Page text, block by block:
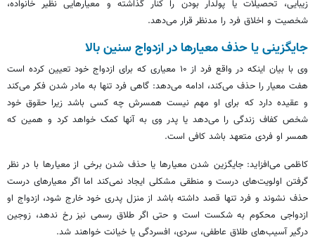
زیبایی، تحصیلات یا پولدار بودن را کنار گذاشته و معیارهایی نظیر خانواده،
شخصیت و اخلاق فرد را مدنظر قرار می‌دهد.
جایگزینی یا حذف معیارها در ازدواج سنین بالا
وی با بیان اینکه در واقع فرد از ۱۰ معیاری که برای ازدواج خود تعیین کرده است
هفت معیار را حذف می‌کند، ادامه می‌دهد: گاهی فرد تنها به مادر شدن فکر می‌کند
و عقیده دارد که برای او مهم نیست همسرش چه کسی باشد زیرا حقوق خود
شخص کفاف زندگی را می‌دهد یا پدر وی به آنها کمک خواهد کرد و همین که
همسر او فردی متعهد باشد کافی است.
کاظمی می‌افزاید: جایگزین شدن معیارها یا حذف شدن برخی از معیارها با در نظر
گرفتن اولویت‌های درست و منطقی مشکلی ایجاد نمی‌کند اما اگر معیارهای درست
حذف نشوند و فرد تنها قصد داشته باشد از منزل پدری خود خارج شود، ازدواج او
ازدواجی محکوم به شکست است و حتی اگر طلاق رسمی نیز رخ ندهد، زوجین
درگیر آسیب‌های طلاق عاطفی، سردی، افسردگی یا خیانت خواهند شد.